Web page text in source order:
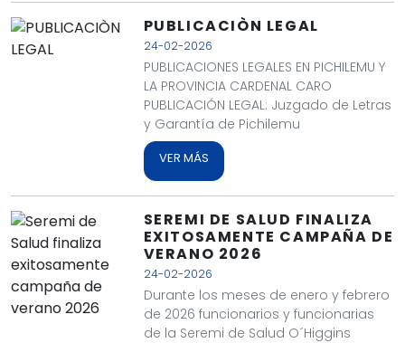
PUBLICACIÒN LEGAL
24-02-2026
PUBLICACIONES LEGALES EN PICHILEMU Y
LA PROVINCIA CARDENAL CARO
PUBLICACIÓN LEGAL: Juzgado de Letras
y Garantía de Pichilemu
VER MÁS
SEREMI DE SALUD FINALIZA
EXITOSAMENTE CAMPAÑA DE
VERANO 2026
24-02-2026
Durante los meses de enero y febrero
de 2026 funcionarios y funcionarias
de la Seremi de Salud O´Higgins